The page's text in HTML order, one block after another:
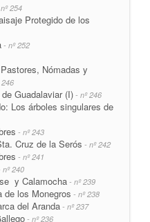
254
Protegido de los
- nº 252
Nómadas y
246
Guadalaviar (I) - nº 246
Los árboles singulares de
- nº 243
Cruz de la Serós - nº 242
- nº 241
nº 240
y Calamocha - nº 239
de los Monegros - nº 238
del Aranda - nº 237
- nº 236